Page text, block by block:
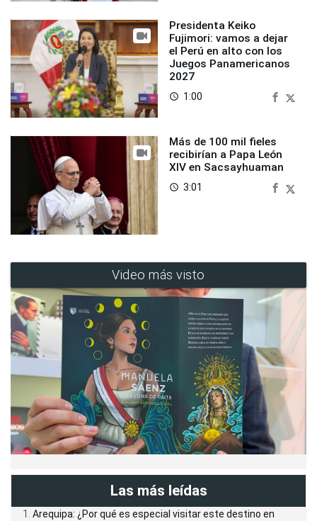
Presidenta Keiko
Fujimori: vamos a dejar
el Perú en alto con los
Juegos Panamericanos
2027
access_time 1:00
Más de 100 mil fieles
recibirían a Papa León
XIV en Sacsayhuaman
access_time 3:01
Video más visto
Las más leídas
Arequipa: ¿Por qué es especial visitar este destino en